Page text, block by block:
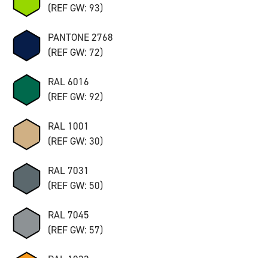
(REF GW: 93)
PANTONE 2768
(REF GW: 72)
RAL 6016
(REF GW: 92)
RAL 1001
(REF GW: 30)
RAL 7031
(REF GW: 50)
RAL 7045
(REF GW: 57)